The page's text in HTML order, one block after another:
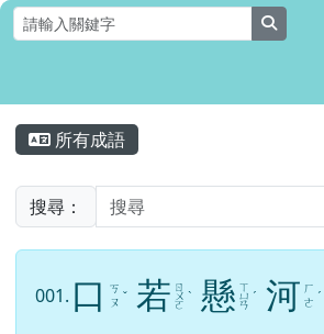
跳至主內容區
花蓮縣壽豐鄉月眉國
主內容區域
所有成語
搜尋：
001. 口
ㄎ
ㄡ ˇ 若 ㄖ
ㄨ
ㄛ
ˋ 懸 ㄒ
ㄩ
ㄢ
ˊ 河 ㄏ
ㄜ ˊ
頁尾區域